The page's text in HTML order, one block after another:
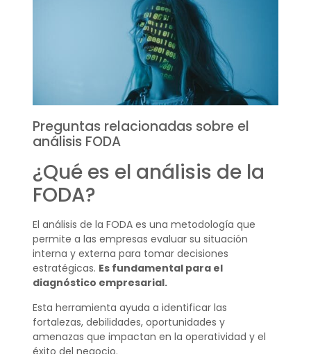
Preguntas relacionadas sobre el
análisis FODA
¿Qué es el análisis de la
FODA?
El análisis de la FODA es una metodología que
permite a las empresas evaluar su situación
interna y externa para tomar decisiones
estratégicas. Es fundamental para el
diagnóstico empresarial.
Esta herramienta ayuda a identificar las
fortalezas, debilidades, oportunidades y
amenazas que impactan en la operatividad y el
éxito del negocio.